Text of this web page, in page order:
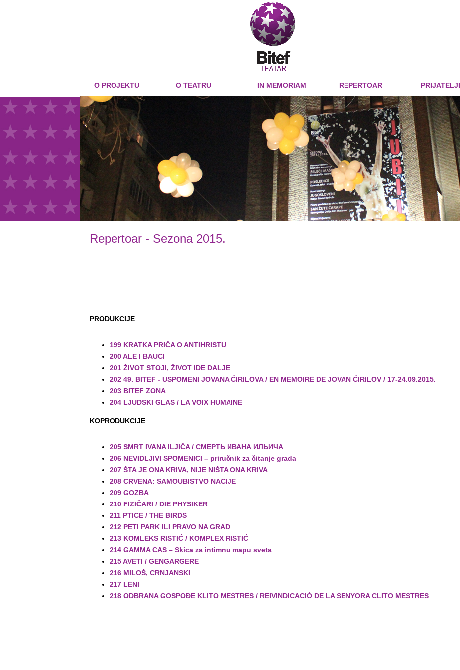
O PROJEKTU O TEATRU IN MEMORIAM REPERTOAR PRIJATELJI
Repertoar - Sezona 2015.
PRODUKCIJE
199 KRATKA PRIČA O ANTIHRISTU
200 ALE I BAUCI
201 ŽIVOT STOJI, ŽIVOT IDE DALJE
202 49. BITEF - USPOMENI JOVANA ĆIRILOVA / EN MEMOIRE DE JOVAN ĆIRILOV / 17-24.09.2015.
203 BITEF ZONA
204 LJUDSKI GLAS / LA VOIX HUMAINE
KOPRODUKCIJE
205 SMRT IVANA ILJIČA / СМЕРТЬ ИВАНА ИЛЬИЧА
206 NEVIDLJIVI SPOMENICI – priručnik za čitanje grada
207 ŠTA JE ONA KRIVA, NIJE NIŠTA ONA KRIVA
208 CRVENA: SAMOUBISTVO NACIJE
209 GOZBA
210 FIZIČARI / DIE PHYSIKER
211 PTICE / THE BIRDS
212 PETI PARK ILI PRAVO NA GRAD
213 KOMLEKS RISTIĆ / KOMPLEX RISTIĆ
214 GAMMA CAS – Skica za intimnu mapu sveta
215 AVETI / GENGARGERE
216 MILOŠ, CRNJANSKI
217 LENI
218 ODBRANA GOSPOĐE KLITO MESTRES / REIVINDICACIÓ DE LA SENYORA CLITO MESTRES